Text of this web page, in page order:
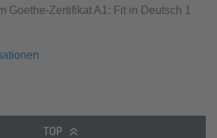
Goethe-Zertifikat A1: Fit in Deutsch 1
TOP